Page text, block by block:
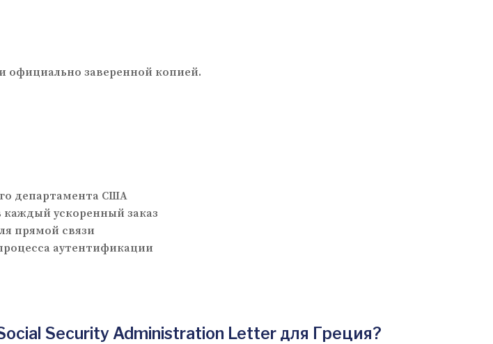
официально заверенной копией.
департамента США
каждый ускоренный заказ
прямой связи
аутентификации
Security Administration Letter для Греция?